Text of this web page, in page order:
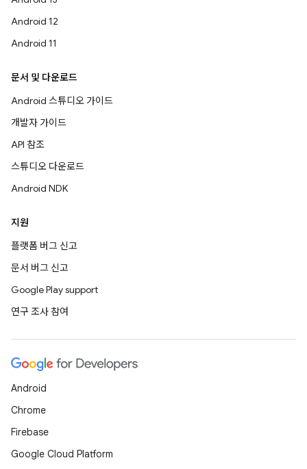
Android 12
Android 11
문서 및 다운로드
Android 스튜디오 가이드
개발자 가이드
API 참조
스튜디오 다운로드
Android NDK
지원
플랫폼 버그 신고
문서 버그 신고
Google Play support
연구 조사 참여
Android
Chrome
Firebase
Google Cloud Platform